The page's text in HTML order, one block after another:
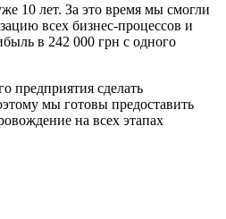
10 лет. За это время мы смогли
всех бизнес-процессов и
в 242 000 грн с одного
предприятия сделать
мы готовы предоставить
на всех этапах